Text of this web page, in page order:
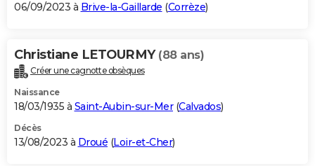
06/09/2023 à Brive-la-Gaillarde (Corrèze)
Christiane LETOURMY (88 ans)
Créer une cagnotte obsèques
Naissance
18/03/1935 à Saint-Aubin-sur-Mer(Calvados)
Décès
13/08/2023 à Droué (Loir-et-Cher)